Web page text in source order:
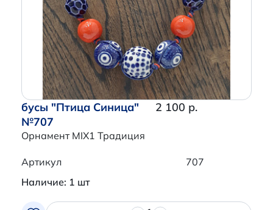
бусы "Птица Синица"
№707
Орнамент MIX1 Традиция
2 100 р.
Артикул
707
Наличие: 1 шт